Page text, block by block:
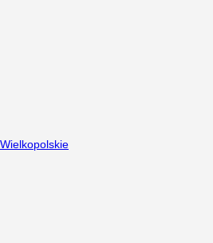
Wielkopolskie